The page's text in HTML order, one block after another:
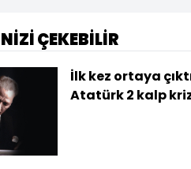
ÇEKEBİLİR
İlk kez ortaya
Atatürk 2 kalp